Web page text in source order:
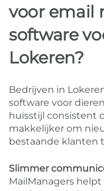
voor email
software
Lokeren?
Bedrijven in
software voor
huisstijl consistent
makkelijker om
bestaande klanten
Slimmer
MailManagers